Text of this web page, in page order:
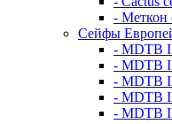
- Меткон
Сейфы
- MDTB I
- MDTB I
- MDTB
- MDTB
- MDTB